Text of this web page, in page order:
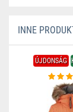
INNE
ÚJDONSÁG